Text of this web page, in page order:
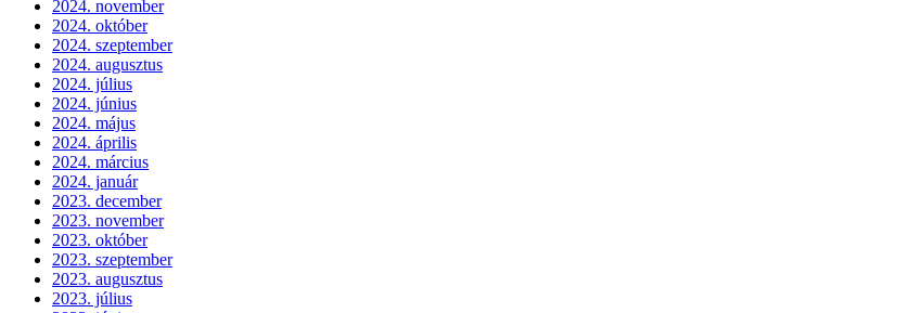
2024. november
2024. október
2024. szeptember
2024. augusztus
2024. július
2024. június
2024. május
2024. április
2024. március
2024. január
2023. december
2023. november
2023. október
2023. szeptember
2023. augusztus
2023. július